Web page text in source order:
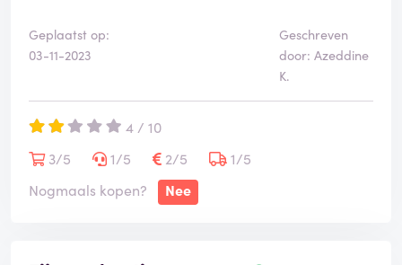
Geplaatst op:
03-11-2023
Geschreven
door: Azeddine
K.
4 / 10
3/5
1/5 2/5
1/5
Nogmaals kopen?
Nee